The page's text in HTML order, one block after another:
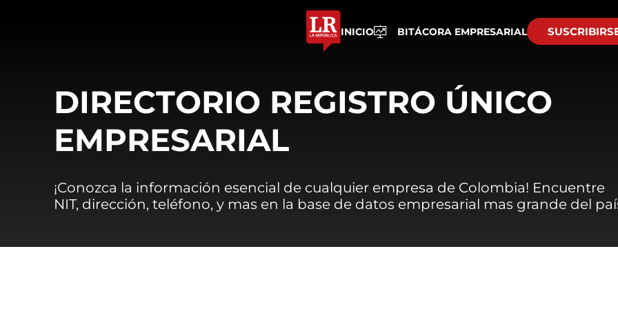
INICIO BITÁCORA EMPRESARIAL
DIRECTORIO REGISTRO ÚNICO
EMPRESARIAL
¡Conozca la información esencial de cualquier empresa de Colombia! Encuentre
NIT, dirección, teléfono, y mas en la base de datos empresarial mas grande del